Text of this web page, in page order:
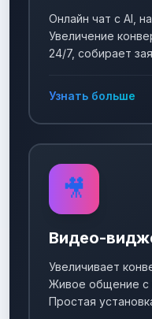
Онлайн чат с AI,
Увеличение
24/7, собирает
Узнать больше
🎥
Видео-
Увеличивает
Живое общение с
Простая